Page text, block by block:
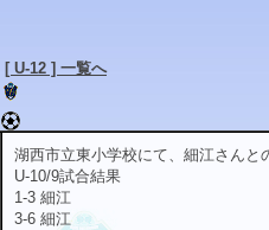
[ U-12 ] 一覧へ
湖西市立東小学校にて、細江さんと
U-10/9試合結果
1-3 細江
3-6 細江